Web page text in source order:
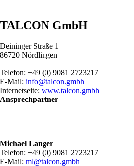
TALCON GmbH
Deininger Straße 1
86720 Nördlingen
Telefon: +49 (0) 9081 2723217
E-Mail: info@talcon.gmbh
Internetseite: www.talcon.gmbh
Ansprechpartner
Michael Langer
Telefon: +49 (0) 9081 2723217
E-Mail: ml@talcon.gmbh